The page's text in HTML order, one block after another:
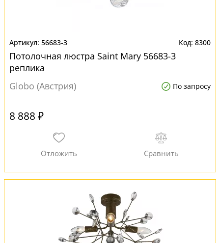
56683-3 8300
Потолочная люстра Saint Mary 56683-3
реплика
Globo (Австрия)
По запросу
8 888 ₽